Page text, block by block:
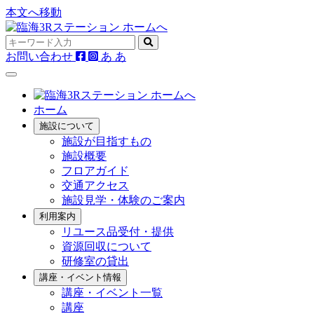
本文へ移動
お問い合わせ あ あ
ホーム
施設について
施設が目指すもの
施設概要
フロアガイド
交通アクセス
施設見学・体験のご案内
利用案内
リユース品受付・提供
資源回収について
研修室の貸出
講座・イベント情報
講座・イベント一覧
講座